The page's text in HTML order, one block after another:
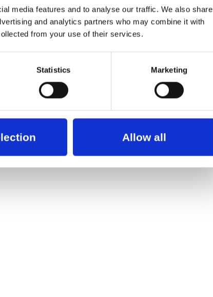
media features and to analyse our traffic. We also share
and analytics partners who may combine it with
from your use of their services.
Statistics Marketing
Allow all